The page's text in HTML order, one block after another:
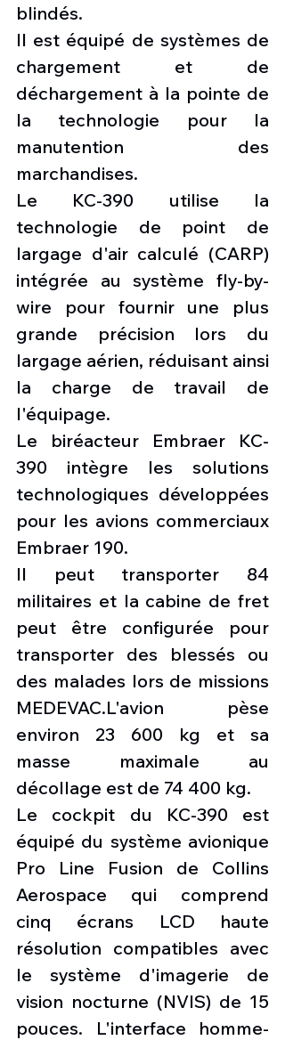
blindés.
Il est équipé de systèmes de
chargement et de
déchargement à la pointe de
la technologie pour la
manutention des
marchandises.
Le KC-390 utilise la
technologie de point de
largage d'air calculé (CARP)
intégrée au système fly-by-
wire pour fournir une plus
grande précision lors du
largage aérien, réduisant ainsi
la charge de travail de
l'équipage.
Le biréacteur Embraer KC-
390 intègre les solutions
technologiques développées
pour les avions commerciaux
Embraer 190.
Il peut transporter 84
militaires et la cabine de fret
peut être configurée pour
transporter des blessés ou
des malades lors de missions
MEDEVAC.L'avion pèse
environ 23 600 kg et sa
masse maximale au
décollage est de 74 400 kg.
Le cockpit du KC-390 est
équipé du système avionique
Pro Line Fusion de Collins
Aerospace qui comprend
cinq écrans LCD haute
résolution compatibles avec
le système d'imagerie de
vision nocturne (NVIS) de 15
pouces. L'interface homme-